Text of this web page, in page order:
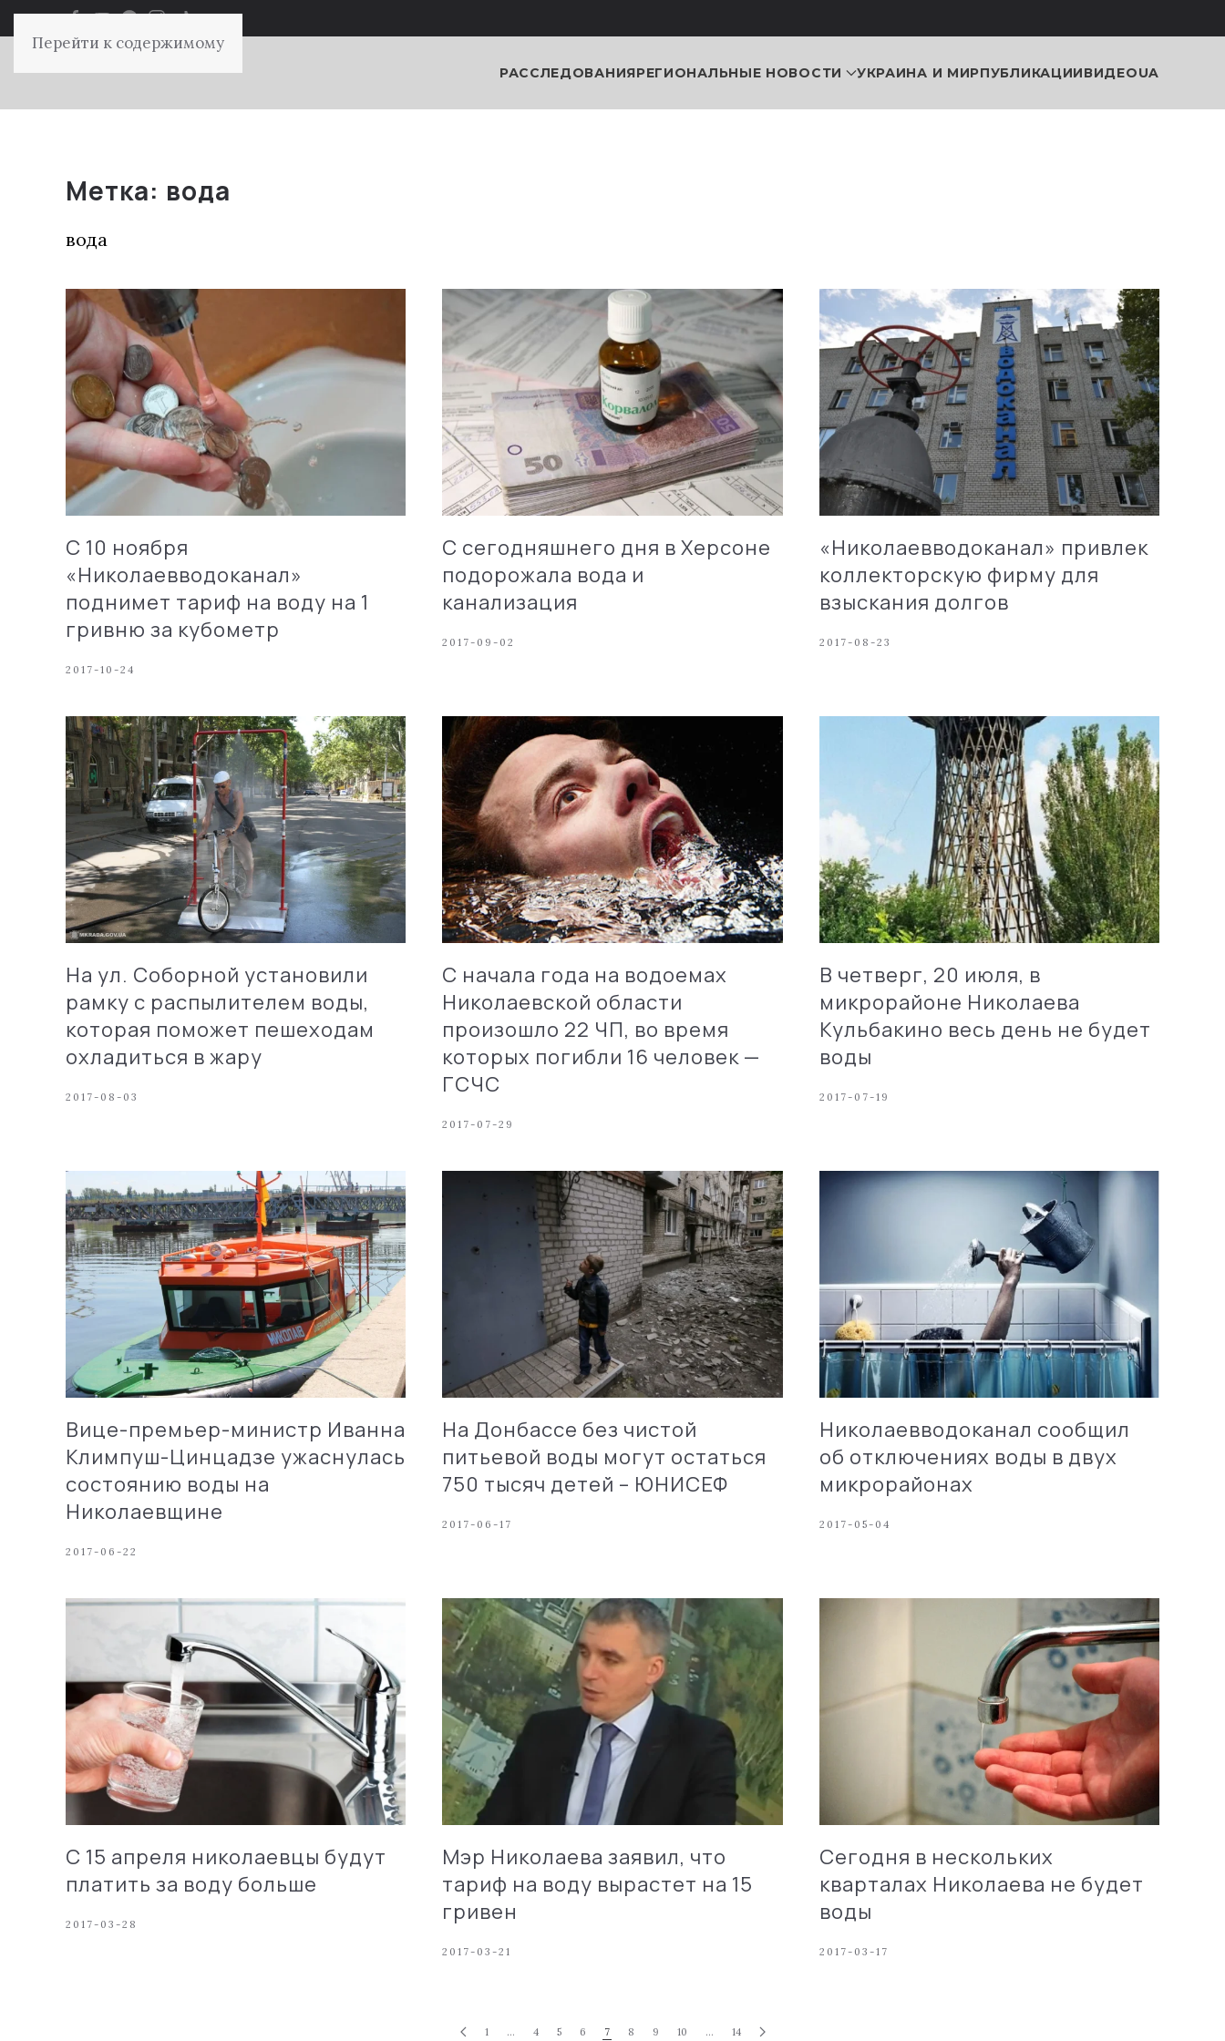
Перейти к содержимому
РАССЛЕДОВАНИЯРЕГИОНАЛЬНЫЕ НОВОСТИ УКРАИНА И МИРПУБЛИКАЦИИВИДЕОUA
Метка: вода
вода
С 10 ноября
«Николаевводоканал»
поднимет тариф на воду на 1
гривню за кубометр
2017-10-24
С сегодняшнего дня в Херсоне
подорожала вода и
канализация
2017-09-02
«Николаевводоканал» привлек
коллекторскую фирму для
взыскания долгов
2017-08-23
На ул. Соборной установили
рамку с распылителем воды,
которая поможет пешеходам
охладиться в жару
2017-08-03
С начала года на водоемах
Николаевской области
произошло 22 ЧП, во время
которых погибли 16 человек —
ГСЧС
2017-07-29
В четверг, 20 июля, в
микрорайоне Николаева
Кульбакино весь день не будет
воды
2017-07-19
Вице-премьер-министр Иванна
Климпуш-Цинцадзе ужаснулась
состоянию воды на
Николаевщине
2017-06-22
На Донбассе без чистой
питьевой воды могут остаться
750 тысяч детей – ЮНИСЕФ
2017-06-17
Николаевводоканал сообщил
об отключениях воды в двух
микрорайонах
2017-05-04
С 15 апреля николаевцы будут
платить за воду больше
2017-03-28
Мэр Николаева заявил, что
тариф на воду вырастет на 15
гривен
2017-03-21
Сегодня в нескольких
кварталах Николаева не будет
воды
2017-03-17
1 … 4 5 6 7 8 9 10 … 14